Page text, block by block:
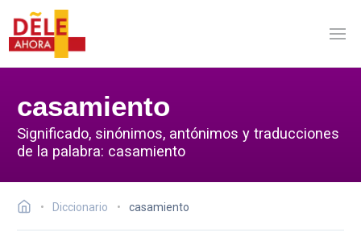
casamiento
Significado, sinónimos, antónimos y traducciones
de la palabra: casamiento
Diccionario casamiento